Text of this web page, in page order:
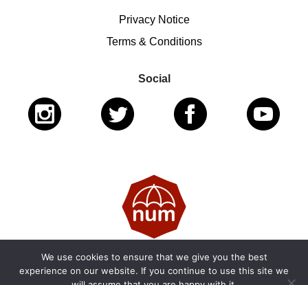
Privacy Notice
Terms & Conditions
Social
© 2026 National Ugly Mugs | Reg. Charity No.: 1122461 |
We use cookies to ensure that we give you the best
experience on our website. If you continue to use this site we